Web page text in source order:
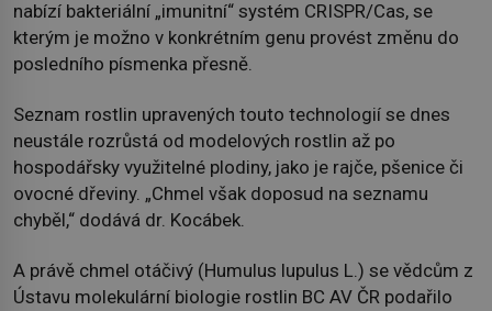
nabízí bakteriální „imunitní“ systém CRISPR/Cas, se
kterým je možno v konkrétním genu provést změnu do
posledního písmenka přesně.
Seznam rostlin upravených touto technologií se dnes
neustále rozrůstá od modelových rostlin až po
hospodářsky využitelné plodiny, jako je rajče, pšenice či
ovocné dřeviny. „Chmel však doposud na seznamu
chyběl,“ dodává dr. Kocábek.
A právě chmel otáčivý (Humulus lupulus L.) se vědcům z
Ústavu molekulární biologie rostlin BC AV ČR podařilo